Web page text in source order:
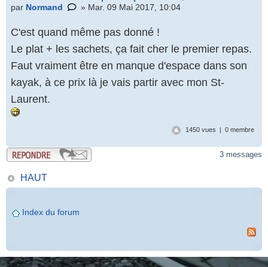
par Normand » Mar. 09 Mai 2017, 10:04
C'est quand même pas donné !
Le plat + les sachets, ça fait cher le premier repas.
Faut vraiment être en manque d'espace dans son
kayak, à ce prix là je vais partir avec mon St-
Laurent.
1450 vues | 0 membre
3 messages
HAUT
Index du forum